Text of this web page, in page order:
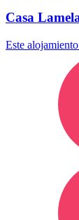
Casa
Este